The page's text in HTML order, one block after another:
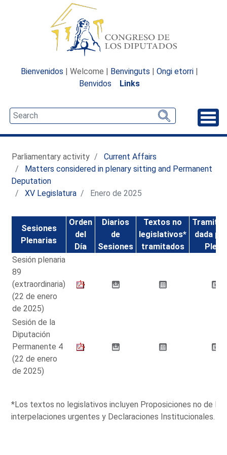
Bienvenidos | Welcome | Benvinguts | Ongi etorri |
Benvidos
Links
Parliamentary activity
Current Affairs
Matters considered in plenary sitting and Permanent
Deputation
XV Legislatura
Enero de 2025
Sesiones
Plenarias
Orden
del
Día
Diarios
de
Sesiones
Textos no
legislativos*
tramitados
dada
Pleno
Sesión plenaria
89
(extraordinaria)
(22 de enero
de 2025)
Sesión de la
Diputación
Permanente 4
(22 de enero
de 2025)
*Los textos no legislativos incluyen Proposiciones no de
interpelaciones urgentes y Declaraciones Institucionales.